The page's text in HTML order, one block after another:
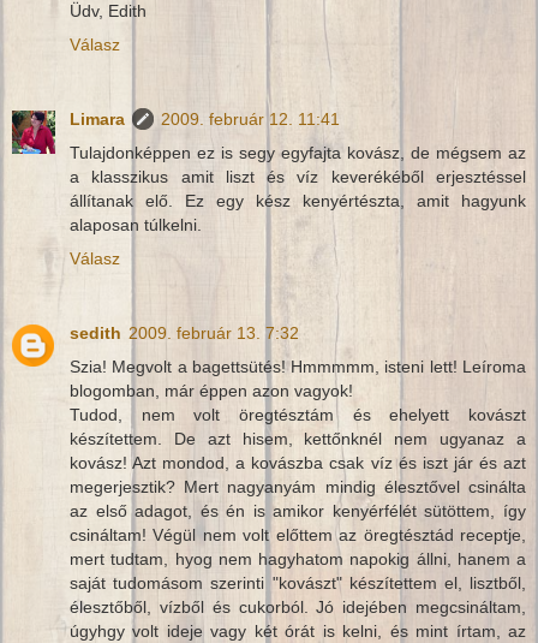
Üdv, Edith
Válasz
Limara
2009. február 12. 11:41
Tulajdonképpen ez is segy egyfajta kovász, de mégsem az
a klasszikus amit liszt és víz keverékéből erjesztéssel
állítanak elő. Ez egy kész kenyértészta, amit hagyunk
alaposan túlkelni.
Válasz
sedith 2009. február 13. 7:32
Szia! Megvolt a bagettsütés! Hmmmmm, isteni lett! Leíroma
blogomban, már éppen azon vagyok!
Tudod, nem volt öregtésztám és ehelyett kovászt
készítettem. De azt hisem, kettőnknél nem ugyanaz a
kovász! Azt mondod, a kovászba csak víz és iszt jár és azt
megerjesztik? Mert nagyanyám mindig élesztővel csinálta
az első adagot, és én is amikor kenyérfélét sütöttem, így
csináltam! Végül nem volt előttem az öregtésztád receptje,
mert tudtam, hyog nem hagyhatom napokig állni, hanem a
saját tudomásom szerinti "kovászt" készítettem el, lisztből,
élesztőből, vízből és cukorból. Jó idejében megcsináltam,
úgyhgy volt ideje vagy két órát is kelni, és mint írtam, az